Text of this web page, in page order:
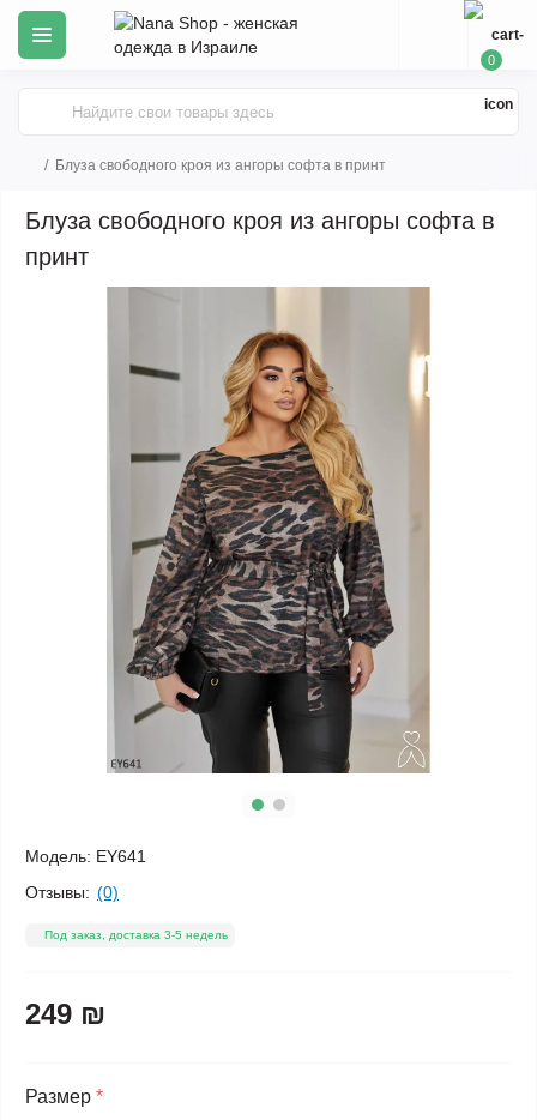
0
Блуза свободного кроя из ангоры софта в принт
Блуза свободного кроя из ангоры софта в
принт
Модель: EY641
Отзывы: (0)
Под заказ, доставка 3-5 недель
249 ₪
Размер *